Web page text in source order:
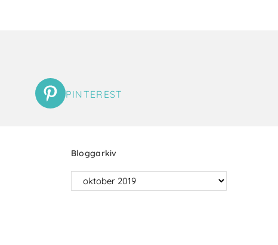
PINTEREST
Bloggarkiv